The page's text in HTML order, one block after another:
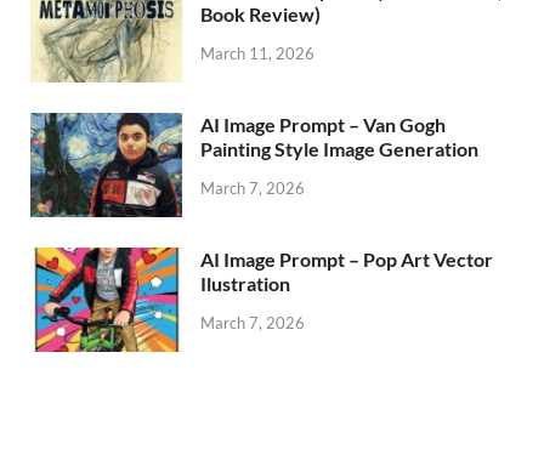
Book Review)
March 11, 2026
AI Image Prompt – Van Gogh
Painting Style Image Generation
March 7, 2026
AI Image Prompt – Pop Art Vector
Ilustration
March 7, 2026